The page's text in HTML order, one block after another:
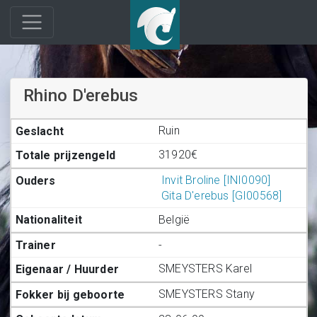
Rhino D'erebus
Ruin
31920€
Invit Broline [INI0090]
Gita D'erebus [GI00568]
België
-
SMEYSTERS Karel
SMEYSTERS Stany